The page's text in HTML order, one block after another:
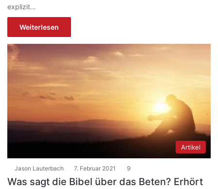
explizit…
Weiterlesen
Artikel
Jason Lauterbach 7. Februar 2021 9
Was sagt die Bibel über das Beten? Erhört